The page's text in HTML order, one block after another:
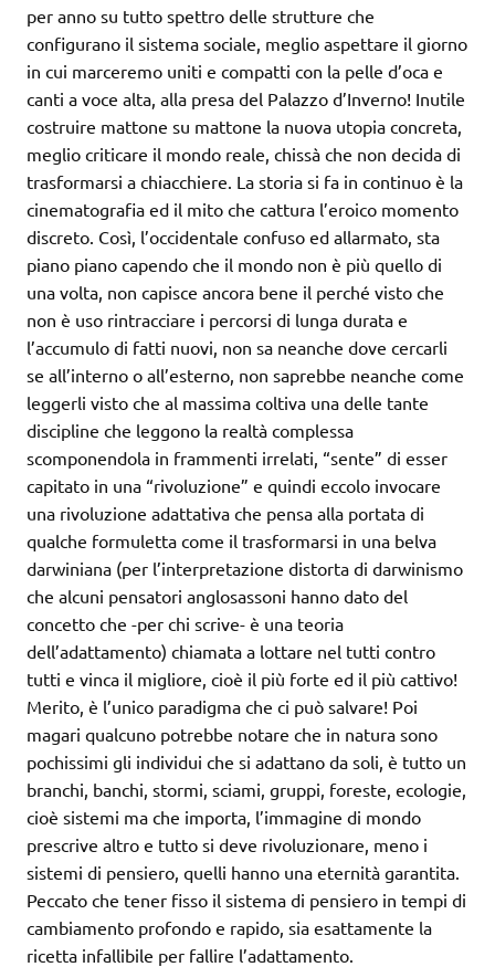
per anno su tutto spettro delle strutture che
configurano il sistema sociale, meglio aspettare il giorno
in cui marceremo uniti e compatti con la pelle d’oca e
canti a voce alta, alla presa del Palazzo d’Inverno! Inutile
costruire mattone su mattone la nuova utopia concreta,
meglio criticare il mondo reale, chissà che non decida di
trasformarsi a chiacchiere. La storia si fa in continuo è la
cinematografia ed il mito che cattura l’eroico momento
discreto. Così, l’occidentale confuso ed allarmato, sta
piano piano capendo che il mondo non è più quello di
una volta, non capisce ancora bene il perché visto che
non è uso rintracciare i percorsi di lunga durata e
l’accumulo di fatti nuovi, non sa neanche dove cercarli
se all’interno o all’esterno, non saprebbe neanche come
leggerli visto che al massima coltiva una delle tante
discipline che leggono la realtà complessa
scomponendola in frammenti irrelati, “sente” di esser
capitato in una “rivoluzione” e quindi eccolo invocare
una rivoluzione adattativa che pensa alla portata di
qualche formuletta come il trasformarsi in una belva
darwiniana (per l’interpretazione distorta di darwinismo
che alcuni pensatori anglosassoni hanno dato del
concetto che -per chi scrive- è una teoria
dell’adattamento) chiamata a lottare nel tutti contro
tutti e vinca il migliore, cioè il più forte ed il più cattivo!
Merito, è l’unico paradigma che ci può salvare! Poi
magari qualcuno potrebbe notare che in natura sono
pochissimi gli individui che si adattano da soli, è tutto un
branchi, banchi, stormi, sciami, gruppi, foreste, ecologie,
cioè sistemi ma che importa, l’immagine di mondo
prescrive altro e tutto si deve rivoluzionare, meno i
sistemi di pensiero, quelli hanno una eternità garantita.
Peccato che tener fisso il sistema di pensiero in tempi di
cambiamento profondo e rapido, sia esattamente la
ricetta infallibile per fallire l’adattamento.